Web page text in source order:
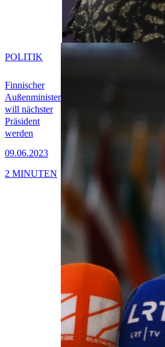
Finnischer
Außenminister
will nächster
Präsident
werden
09.06.2023
POLITIK
2 MINUTEN